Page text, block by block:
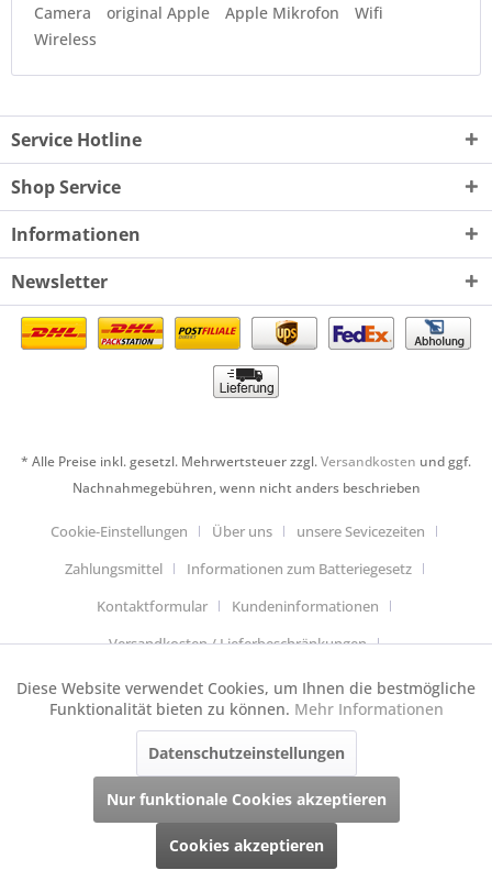
Camera
original Apple Apple Mikrofon
Wifi
Wireless
Service Hotline
Shop Service
Informationen
Newsletter
* Alle Preise inkl. gesetzl. Mehrwertsteuer zzgl.Versandkosten und ggf.
Nachnahmegebühren, wenn nicht anders beschrieben
Cookie-Einstellungen Über uns
unsere Sevicezeiten
Zahlungsmittel
Informationen zum Batteriegesetz
Kontaktformular
Kundeninformationen
Versandkosten / Lieferbeschränkungen
Widerrufsbelehrung & Muster-Widerrufsformular
Datenschutzerklärung
Allgemeine Geschäftsbedingungen
Impressum
Cookie-Einstellungen
Dieser Webshop wurde mit Shopware und jeder Menge Handarbeit
realisiert.
Funktionale Aktiv
Diese Website verwendet Cookies, um Ihnen die bestmögliche
Funktionalität bieten zu können. Mehr Informationen
Datenschutzeinstellungen
Nur funktionale Cookies akzeptieren
Cookies akzeptieren